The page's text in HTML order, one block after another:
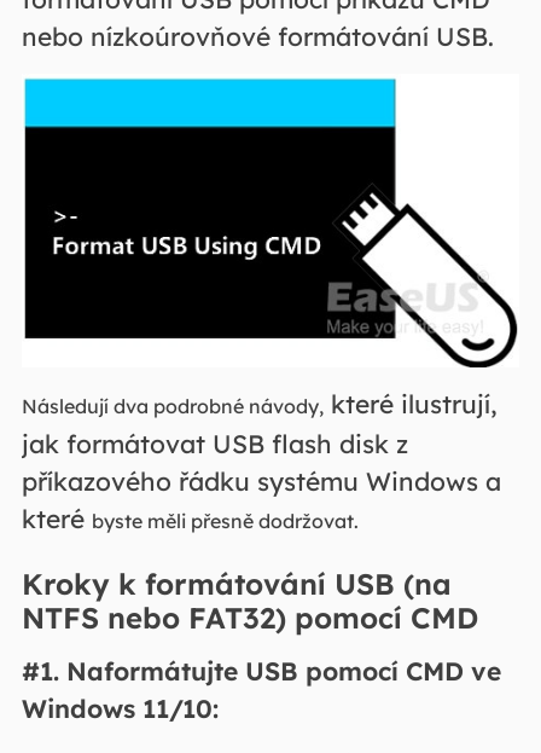
nebo nízkoúrovňové formátování USB.
Následují dva podrobné návody, které ilustrují,
jak formátovat USB flash disk z
příkazového řádku systému Windows a
které byste měli přesně dodržovat.
Kroky k formátování USB (na
NTFS nebo FAT32) pomocí CMD
#1. Naformátujte USB pomocí CMD ve
Windows 11/10: